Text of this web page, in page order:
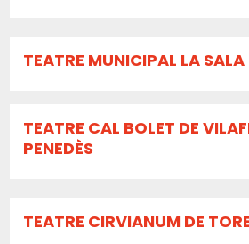
TEATRE MUNICIPAL LA SALA
TEATRE CAL BOLET DE
PENEDÈS
TEATRE CIRVIANUM DE